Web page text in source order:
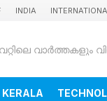
INDIA
KERALA